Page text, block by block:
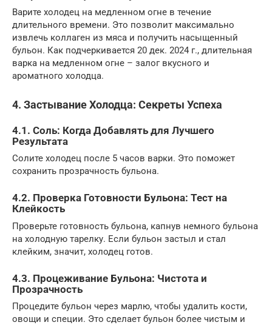
Варите холодец на медленном огне в течение
длительного времени. Это позволит максимально
извлечь коллаген из мяса и получить насыщенный
бульон. Как подчеркивается 20 дек. 2024 г., длительная
варка на медленном огне – залог вкусного и
ароматного холодца.
4. Застывание Холодца: Секреты Успеха
4.1. Соль: Когда Добавлять для Лучшего
Результата
Солите холодец после 5 часов варки. Это поможет
сохранить прозрачность бульона.
4.2. Проверка Готовности Бульона: Тест на
Клейкость
Проверьте готовность бульона, капнув немного бульона
на холодную тарелку. Если бульон застыл и стал
клейким, значит, холодец готов.
4.3. Процеживание Бульона: Чистота и
Прозрачность
Процедите бульон через марлю, чтобы удалить кости,
овощи и специи. Это сделает бульон более чистым и